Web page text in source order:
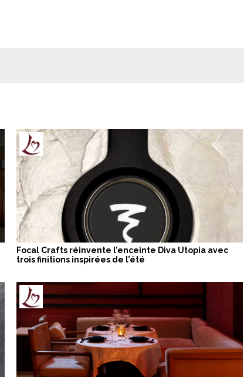
Focal Crafts réinvente l’enceinte Diva Utopia avec
trois finitions inspirées de l’été